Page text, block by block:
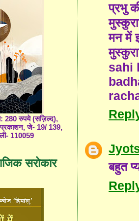
प्रभु
मन में
sahi
बहुत
280 रुपये (सज़िल्द),
जे- 19/ 139,
110059
सरोकार